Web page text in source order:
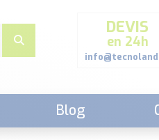
DEVIS
en 24h
Blog